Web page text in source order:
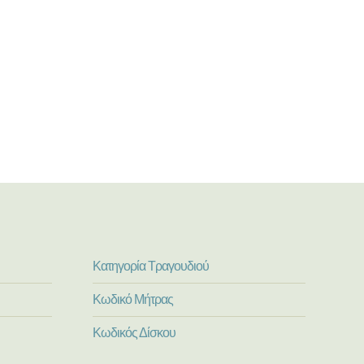
Κατηγορία Τραγουδιού
Κωδικό Μήτρας
Κωδικός Δίσκου